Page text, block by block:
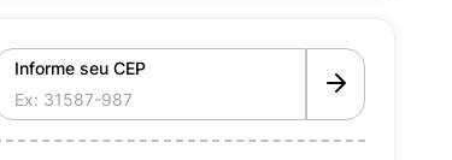
Informe seu CEP